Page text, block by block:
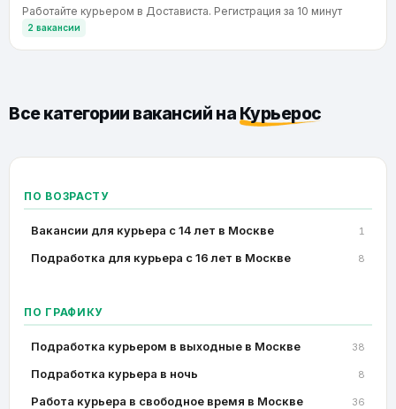
Работайте курьером в Достависта. Регистрация за 10 минут
2 вакансии
Все категории вакансий на Курьерос
ПО ВОЗРАСТУ
Вакансии для курьера с 14 лет в Москве 1
Подработка для курьера с 16 лет в Москве 8
ПО ГРАФИКУ
Подработка курьером в выходные в Москве 38
Подработка курьера в ночь 8
Работа курьера в свободное время в Москве 36